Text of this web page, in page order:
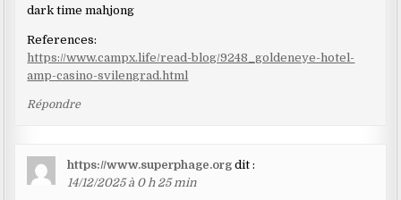
dark time mahjong
References:
https://www.campx.life/read-blog/9248_goldeneye-hotel-
amp-casino-svilengrad.html
Répondre
https://www.superphage.org dit :
14/12/2025 à 0 h 25 min